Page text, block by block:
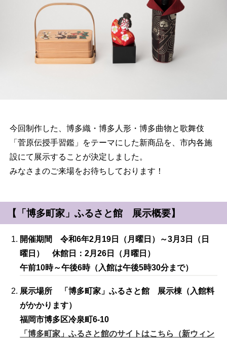
今回制作した、博多織・博多人形・博多曲物と歌舞伎
「菅原伝授手習鑑」をテーマにした新商品を、市内各施
設にて展示することが決定しました。
みなさまのご来場をお待ちしております！
【「博多町家」ふるさと館 展示概要】
開催期間 令和6年2月19日（月曜日）～3月3日（日
曜日） 休館日：2月26日（月曜日）
午前10時～午後6時（入館は午後5時30分まで）
展示場所 「博多町家」ふるさと館 展示棟（入館料
がかかります）
福岡市博多区冷泉町6-10
「博多町家」ふるさと館のサイトはこちら
（新ウィン